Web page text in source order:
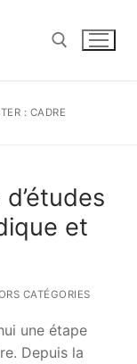
Rechercher :
: CADRE
et
CATÉGORIES
une étape
Depuis la